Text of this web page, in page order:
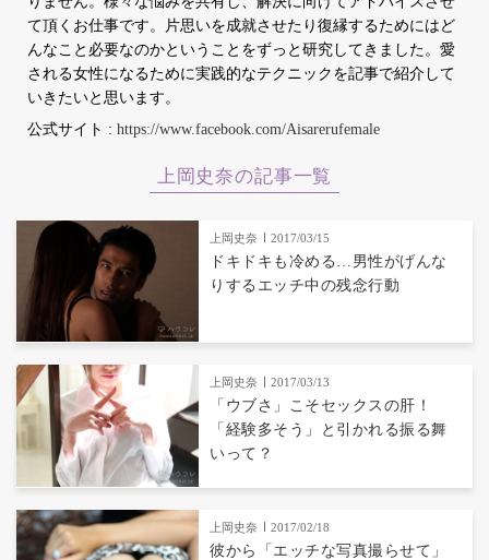
て頂くお仕事です。片思いを成就させたり復縁するためにはど
んなこと必要なのかということをずっと研究してきました。愛
される女性になるために実践的なテクニックを記事で紹介して
いきたいと思います。
公式サイト : https://www.facebook.com/Aisarerufemale
上岡史奈の記事一覧
上岡史奈 2017/03/15
ドキドキも冷める…男性がげんな
りするエッチ中の残念行動
上岡史奈 2017/03/13
「ウブさ」こそセックスの肝！
「経験多そう」と引かれる振る舞
いって？
上岡史奈 2017/02/18
彼から「エッチな写真撮らせて」